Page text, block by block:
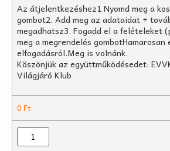
Az átjelentkezéshez1 Nyomd meg a
gombot2. Add meg az adataidat +
megadhatsz3. Fogadd el a felételeket
meg a megrendelés
elfogadásról.Meg is volnánk.
Köszönjük az együttműködésedet:
Világjáró Klub
0Ft